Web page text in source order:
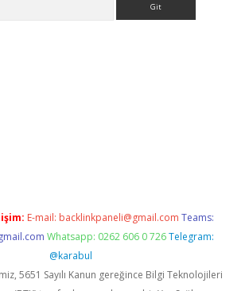
E-mail: backlinkpaneli@gmail.com Teams:
Whatsapp: 0262 606 0 726 Telegram:
@karabul
5651 Sayılı Kanun gereğince Bilgi Teknolojileri